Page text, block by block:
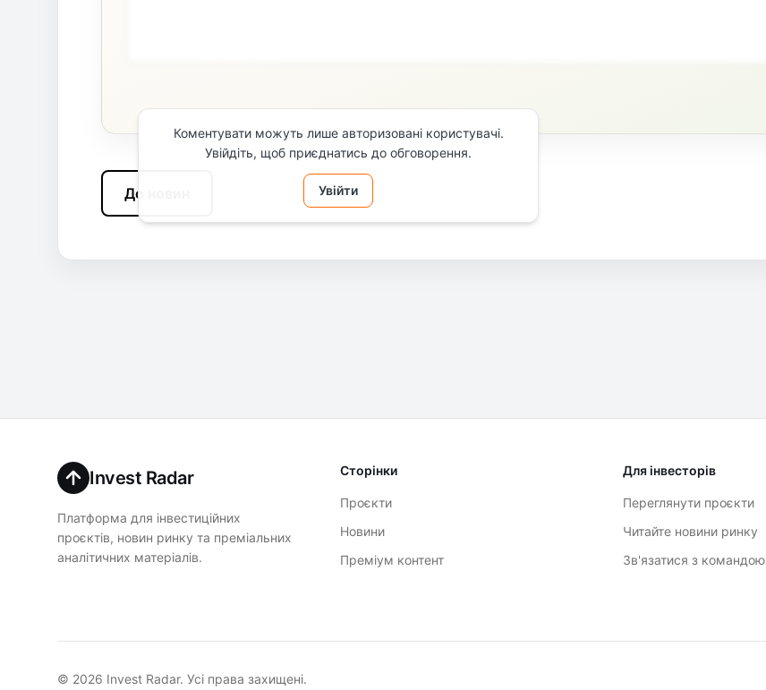
Коментувати можуть лише авторизовані користувачі.
Увійдіть, щоб приєднатись до обговорення.
Увійти
До новин
Invest Radar
Платформа для інвестиційних
проєктів, новин ринку та преміальних
аналітичних матеріалів.
Сторінки
Проєкти
Новини
Преміум контент
Для інвесторів
Переглянути проєкти
Читайте новини ринку
Зв'язатися з командою
© 2026 Invest Radar. Усі права захищені.